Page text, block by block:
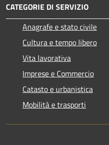
CATEGORIE DI SERVIZIO
Anagrafe e stato civile
Cultura e tempo libero
Vita lavorativa
Imprese e Commercio
Catasto e urbanistica
Mobilità e trasporti